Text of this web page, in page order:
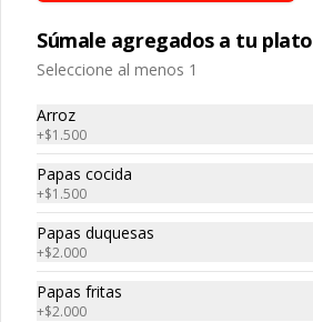
Palmito esparrago
$5.700
Súmale agregados a tu plato
Seleccione al menos 1
Arroz
+$1.500
Papas cocida
+$1.500
Papas duquesas
+$2.000
Papas fritas
+$2.000